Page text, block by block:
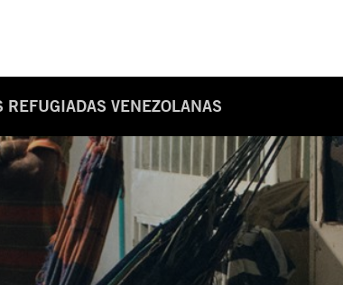
REFUGIADAS VENEZOLANAS